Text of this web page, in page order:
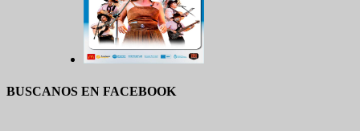
BUSCANOS EN FACEBOOK